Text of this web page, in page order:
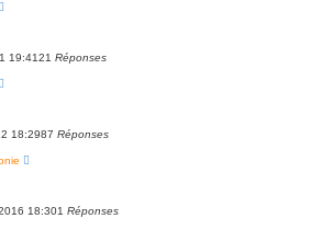
19:4121 Réponses
18:2987 Réponses
18:301 Réponses